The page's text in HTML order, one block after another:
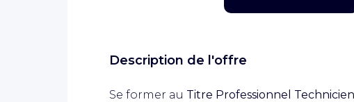
Description de l'offre
Se former au Titre Professionnel